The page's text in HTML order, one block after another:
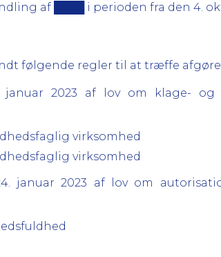
af ████ i perioden fra den 4.
følgende regler til at træffe
2023 af lov om klage-
virksomhed
virksomhed
januar 2023 af lov om